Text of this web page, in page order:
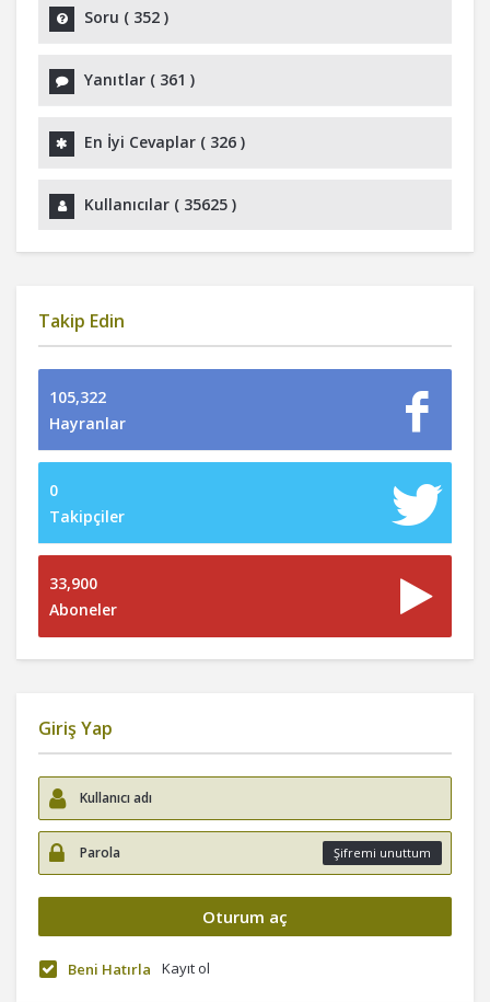
Soru ( 352 )
Yanıtlar ( 361 )
En İyi Cevaplar ( 326 )
Kullanıcılar ( 35625 )
Takip Edin
105,322
Hayranlar
0
Takipçiler
33,900
Aboneler
Giriş Yap
Şifremi unuttum
Beni Hatırla Kayıt ol